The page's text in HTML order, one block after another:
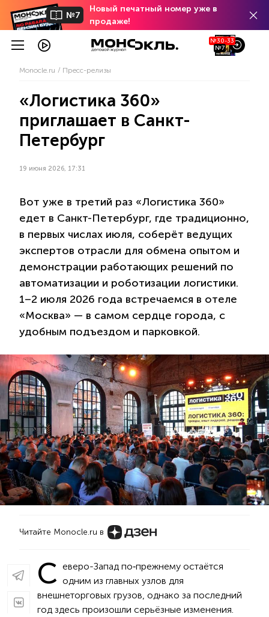
№7
Новый печатный номер уже в
продаже!
№30-33
№7
Monocle.ru Пресс-релизы
«Логистика 360»
приглашает в Санкт-
Петербург
19 июня 2026, 17:31
Вот уже в третий раз «Логистика 360»
едет в Санкт-Петербург, где традиционно,
в первых числах июля, соберёт ведущих
экспертов отрасли для обмена опытом и
демонстрации работающих решений по
автоматизации и роботизации логистики.
1–2 июля 2026 года встречаемся в отеле
«Москва» — в самом сердце города, с
удобным подъездом и парковкой.
Читайте Monocle.ru в
С еверо-Запад по‑прежнему остаётся
одним из главных узлов для
внешнеторговых грузов, однако за последний
год здесь произошли серьёзные изменения.